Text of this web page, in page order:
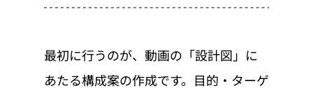
最初に行うのが、動画の「設計図」に
あたる構成案の作成です。目的・ターゲ